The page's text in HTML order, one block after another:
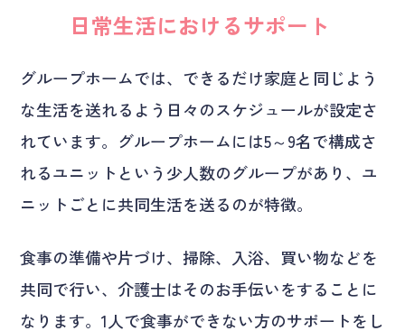
日常生活におけるサポート
グループホームでは、できるだけ家庭と同じよう
な生活を送れるよう日々のスケジュールが設定さ
れています。グループホームには5～9名で構成さ
れるユニットという少人数のグループがあり、ユ
ニットごとに共同生活を送るのが特徴。
食事の準備や片づけ、掃除、入浴、買い物などを
共同で行い、介護士はそのお手伝いをすることに
なります。1人で食事ができない方のサポートをし